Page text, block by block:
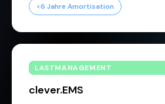
<6 Jahre Amortisation
LASTMANAGEMENT
clever.EMS